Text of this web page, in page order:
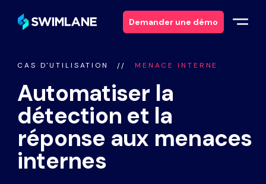
Demander une démo
Solutions
Produits
CAS D'UTILISATION MENACE INTERNE
Automatiser la
détection et la
réponse aux menaces
internes